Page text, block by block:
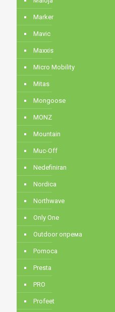
Marker
Mavic
Maxxis
Micro Mobility
Mitas
Mongoose
MONZ
Mountain
Muc-Off
Nedefiniran
Nordica
Northwave
Only One
Outdoor опрема
Pomoca
Presta
PRO
Profeet